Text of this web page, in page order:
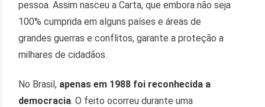
pessoa. Assim nasceu a Carta, que embora não seja
100% cumprida em alguns países e áreas de
grandes guerras e conflitos, garante a proteção a
milhares de cidadãos.
No Brasil, apenas em 1988 foi reconhecida a
democracia. O feito ocorreu durante uma